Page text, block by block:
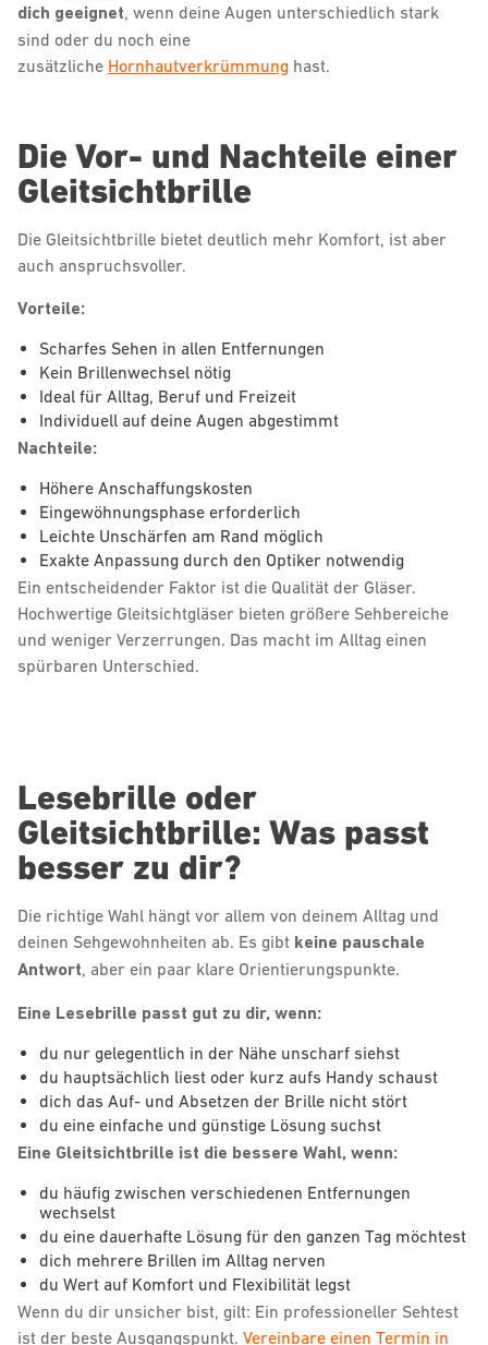
dich geeignet, wenn deine Augen unterschiedlich stark
sind oder du noch eine
zusätzliche Hornhautverkrümmung hast.
Die Vor- und Nachteile einer
Gleitsichtbrille
Die Gleitsichtbrille bietet deutlich mehr Komfort, ist aber
auch anspruchsvoller.
Vorteile:
Scharfes Sehen in allen Entfernungen
Kein Brillenwechsel nötig
Ideal für Alltag, Beruf und Freizeit
Individuell auf deine Augen abgestimmt
Nachteile:
Höhere Anschaffungskosten
Eingewöhnungsphase erforderlich
Leichte Unschärfen am Rand möglich
Exakte Anpassung durch den Optiker notwendig
Ein entscheidender Faktor ist die Qualität der Gläser.
Hochwertige Gleitsichtgläser bieten größere Sehbereiche
und weniger Verzerrungen. Das macht im Alltag einen
spürbaren Unterschied.
Lesebrille oder
Gleitsichtbrille: Was passt
besser zu dir?
Die richtige Wahl hängt vor allem von deinem Alltag und
deinen Sehgewohnheiten ab. Es gibt keine pauschale
Antwort, aber ein paar klare Orientierungspunkte.
Eine Lesebrille passt gut zu dir, wenn:
du nur gelegentlich in der Nähe unscharf siehst
du hauptsächlich liest oder kurz aufs Handy schaust
dich das Auf- und Absetzen der Brille nicht stört
du eine einfache und günstige Lösung suchst
Eine Gleitsichtbrille ist die bessere Wahl, wenn:
du häufig zwischen verschiedenen Entfernungen
wechselst
du eine dauerhafte Lösung für den ganzen Tag möchtest
dich mehrere Brillen im Alltag nerven
du Wert auf Komfort und Flexibilität legst
Wenn du dir unsicher bist, gilt: Ein professioneller Sehtest
ist der beste Ausgangspunkt. Vereinbare einen Termin in